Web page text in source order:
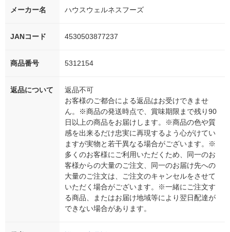
メーカー名 ハウスウェルネスフーズ
JANコード 4530503877237
商品番号 5312154
返品について
返品不可
お客様のご都合による返品はお受けできませ
ん。※商品の発送時点で、賞味期限まで残り90
日以上の商品をお届けします。※商品の色や質
感を出来るだけ忠実に再現するよう心がけてい
ますが実物と若干異なる場合がございます。※
多くのお客様にご利用いただくため、同一のお
客様からの大量のご注文、同一のお届け先への
大量のご注文は、ご注文のキャンセルをさせて
いただく場合がございます。※一緒にご注文す
る商品、またはお届け地域等により翌日配達が
できない場合があります。